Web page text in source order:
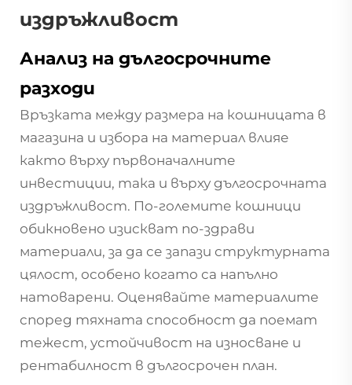
издръжливост
Анализ на дългосрочните
разходи
Връзката между размера на кошницата в
магазина и избора на материал влияе
както върху първоначалните
инвестиции, така и върху дългосрочната
издръжливост. По-големите кошници
обикновено изискват по-здрави
материали, за да се запази структурната
цялост, особено когато са напълно
натоварени. Оценявайте материалите
според тяхната способност да поемат
тежест, устойчивост на износване и
рентабилност в дългосрочен план.